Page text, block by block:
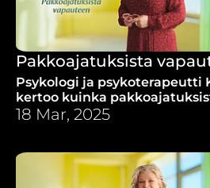
Pakkoajatuksista
Psykologi ja psykoterapeutti
kertoo kuinka
18 Mar, 2025